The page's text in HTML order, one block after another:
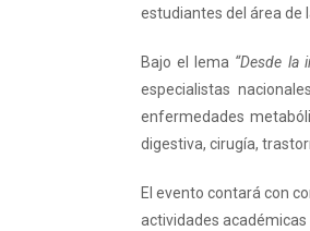
estudiantes del área de
Bajo el lema “Desde la
especialistas
enfermedades
digestiva, cirugía,
El evento contará con
actividades